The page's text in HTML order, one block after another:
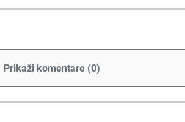
Prikaži komentare (0)